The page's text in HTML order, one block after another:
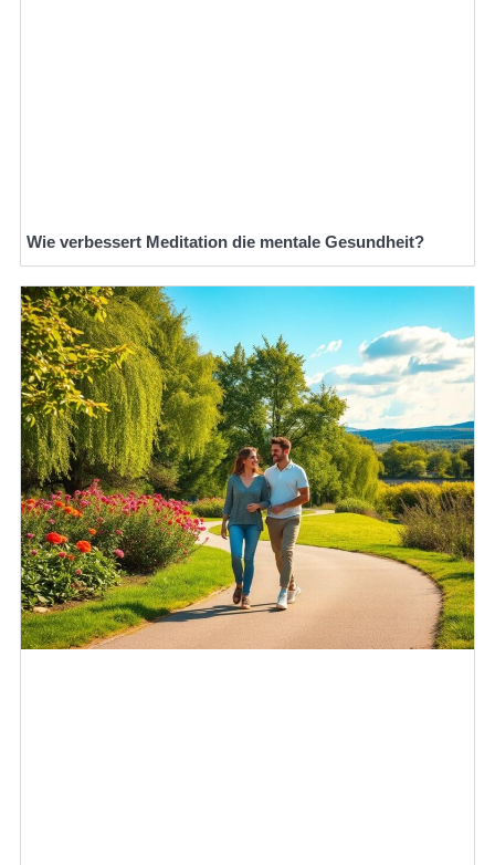
Wie verbessert Meditation die mentale Gesundheit?